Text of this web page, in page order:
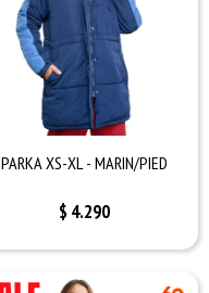
PARKA XS-XL - MARIN/PIED
$ 4.290